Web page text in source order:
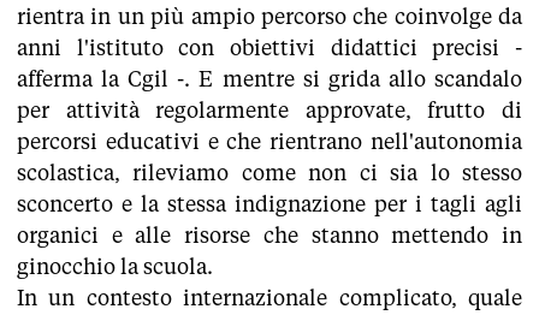
rientra in un più ampio percorso che coinvolge da
anni l'istituto con obiettivi didattici precisi -
afferma la Cgil -. E mentre si grida allo scandalo
per attività regolarmente approvate, frutto di
percorsi educativi e che rientrano nell'autonomia
scolastica, rileviamo come non ci sia lo stesso
sconcerto e la stessa indignazione per i tagli agli
organici e alle risorse che stanno mettendo in
ginocchio la scuola.
In un contesto internazionale complicato, quale